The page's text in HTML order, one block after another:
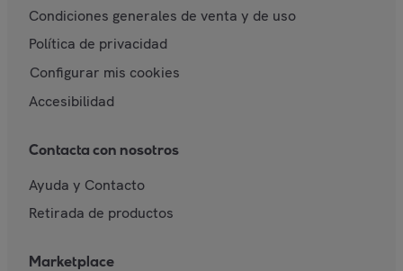
Condiciones generales de venta y de uso
Política de privacidad
Configurar mis cookies
Accesibilidad
Contacta con nosotros
Ayuda y Contacto
Retirada de productos
Marketplace